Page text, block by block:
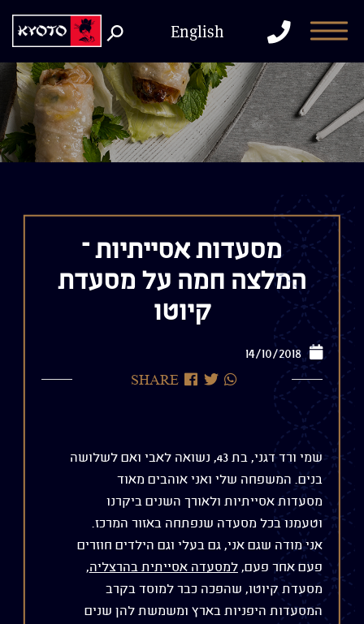
התקשר
למסעדה
English
מסעדות אסייתיות –
המלצה חמה על מסעדת
קיוטו
14/10/2018
SHARE
שתףשתףשתף
בוואטסאפ
שמי ורד דגני, בת 43, נשואה לאבי ואם לשלושה
בנים. המשפחה שלי ואני אוהבים מאוד
מסעדות אסייתיות ולאורך השנים ביקרנו
וטעמנו בכל מסעדה שנפתחה באזור המרכז.
אני מודה שגם אני, גם בעלי וגם הילדים חוזרים
פעם אחר פעם,למסעדה אסייתית בהרצליה,
מסעדת קיוטו, שהפכה כבר למוסד בקרב
המסעדות היפניות בארץ ומשמשת להן שנים